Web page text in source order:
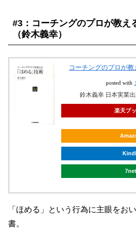
#3：コーチングのプロが教え
（鈴木義幸）
コーチングのプロが
posted with
鈴木義幸 日本実業
楽天ブ
7net
「ほめる」という行為に主眼をお
書。